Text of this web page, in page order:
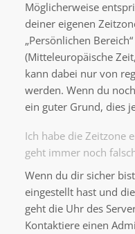
Möglicherweise
deiner eigenen
„Persönlichen
(Mitteleuropäische
kann dabei nur von
werden. Wenn du
ein guter Grund, dies
Ich habe die Zeitzone
geht immer noch
Wenn du dir sicher
eingestellt hast und
geht die Uhr des
Kontaktiere einen